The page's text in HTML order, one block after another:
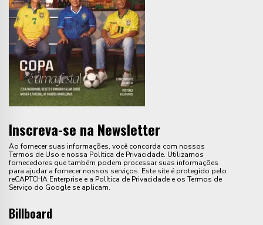
Inscreva-se na Newsletter
Ao fornecer suas informações, você concorda com nossos
Termos de Uso e nossa Política de Privacidade. Utilizamos
fornecedores que também podem processar suas informações
para ajudar a fornecer nossos serviços. Este site é protegido pelo
reCAPTCHA Enterprise e a Política de Privacidade e os Termos de
Serviço do Google se aplicam.
Billboard